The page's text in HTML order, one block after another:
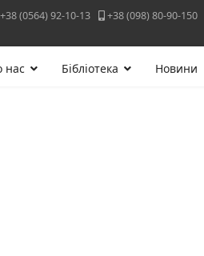
+38 (0564) 92-10-13 +38 (098) 80-90-150
нас Бібліотека Новини